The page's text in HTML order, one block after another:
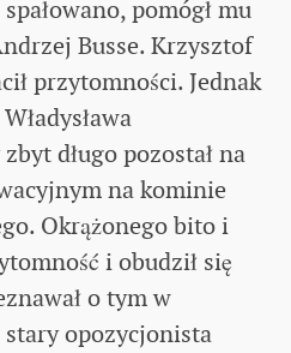
pomógł mu
Busse. Krzysztof
przytomności. Jednak
długo pozostał na
na kominie
Okrążonego bito i
i obudził się
o tym w
opozycjonista